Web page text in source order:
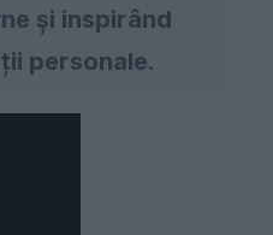
și inspirând
personale.